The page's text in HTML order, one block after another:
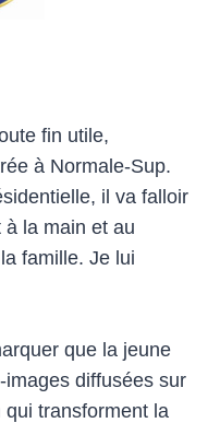
fin utile,
à Normale-Sup.
il va falloir
la main et au
famille. Je lui
que la jeune
diffusées sur
qui transforment la